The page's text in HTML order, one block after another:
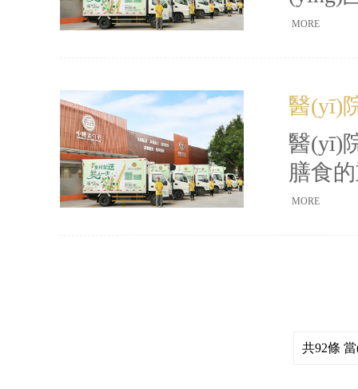
消費
MORE
醫(yī)
醫(yī)
膳食
MORE
共92條